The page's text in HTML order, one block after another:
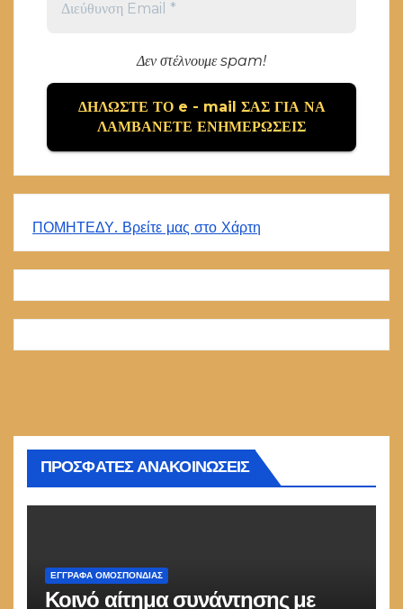
Δεν στέλνουμε spam!
ΠΟΜΗΤΕΔΥ. Βρείτε μας στο Χάρτη
ΠΡΟΣΦΑΤΕΣ ΑΝΑΚΟΙΝΩΣΕΙΣ
ΕΓΓΡΑΦΑ ΟΜΟΣΠΟΝΔΙΑΣ
Κοινό αίτημα συνάντησης με